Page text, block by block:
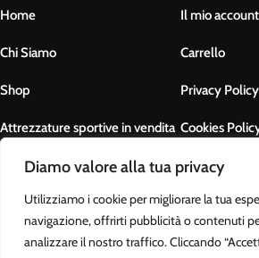
Diamo valore alla tua privacy
Utilizziamo i cookie per migliorare la tua
navigazione, offrirti pubblicità o contenuti
analizzare il nostro traffico. Cliccando
Home
Chi Siamo
Shop
Attrezzature sportive in vendita
Contatti
Il mio account
Carrello
Privacy Policy
Cookies
Termini e
Body Muscle Nutrition di Ottavianelli Luca -
diritti riservati